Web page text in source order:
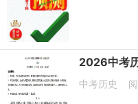
中考历史